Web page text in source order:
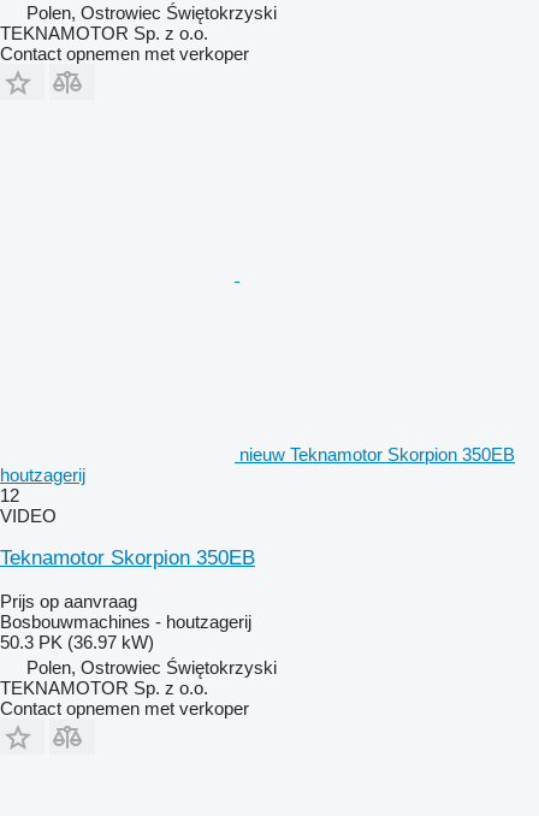
Polen, Ostrowiec Świętokrzyski
TEKNAMOTOR Sp. z o.o.
Contact opnemen met verkoper
nieuw Teknamotor Skorpion 350EB
houtzagerij
12
VIDEO
Teknamotor Skorpion 350EB
Prijs op aanvraag
Bosbouwmachines - houtzagerij
50.3 PK (36.97 kW)
Polen, Ostrowiec Świętokrzyski
TEKNAMOTOR Sp. z o.o.
Contact opnemen met verkoper